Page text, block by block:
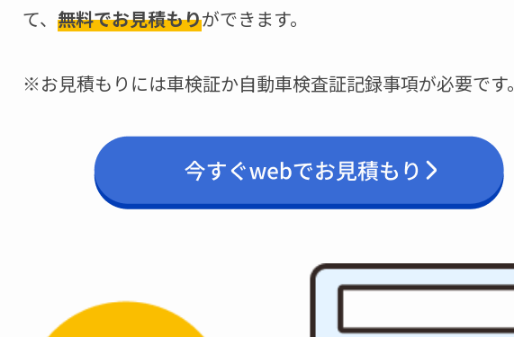
て、 無料でお見積もりができます。
※お見積もりには車検証か自動車検査証記録事項が必要です。